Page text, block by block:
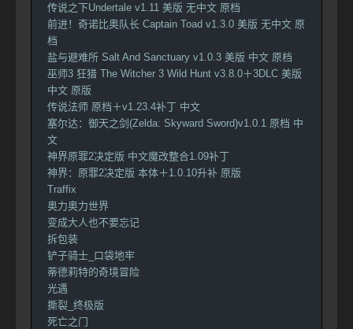
传说之下Undertale v1.11 美版 无中文 原档
前进！奇诺比奥队长 Captain Toad v1.3.0 美版 无中文 原
档
盐与避难所 Salt And Sanctuary v1.0.3 美版 中文 原档
巫师3 狂猎 The Witcher 3 Wild Hunt v3.8.0＋3DLC 美版
中文 原版
传说法师 原档＋v1.23.4补丁 中文
塞尔达：御天之剑(Zelda: Skyward Sword)v1.0.1 原档 中
文
神界原罪2决定版 中文魔改整合1.09补丁
神界：原罪2决定版 本体＋1.0.10升补 原版
Traffix
奥力奥力世界
变成大人也不要忘记
拆包装
铲子骑士_口袋地牢
蒂德莉特的奇境冒险
光遇
撕裂_终极版
死亡之门